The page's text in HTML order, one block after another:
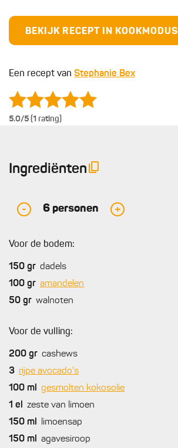
BEKIJK RECEPT IN KOOKMODUS
Een recept van Stephanie Bex
5.0/5 (1 rating)
Ingrediënten
- 6 personen +
Voor de bodem:
150 gr dadels
100 gr amandelen
50 gr walnoten
Voor de vulling:
200 gr cashews
3 rijpe avocado's
100 ml
gesmolten kokosolie
1 el
zeste van limoen
150 ml
limoensap
150 ml
agavesiroop